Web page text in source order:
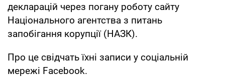
декларацій через погану роботу сайту
Національного агентства з питань
запобігання корупції (НАЗК).
Про це свідчать їхні записи у соціальній
мережі Facebook.